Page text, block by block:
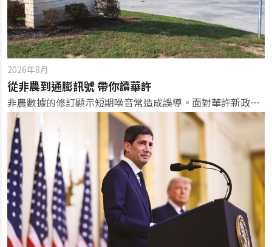
2026年8月
從非農到通膨訊號 帶你讀華許
非農數據的修訂顯示短期噪音常造成誤導。面對華許新政策，投資人應擺脫數據干擾，聚焦真正牽動決策的通膨訊號。